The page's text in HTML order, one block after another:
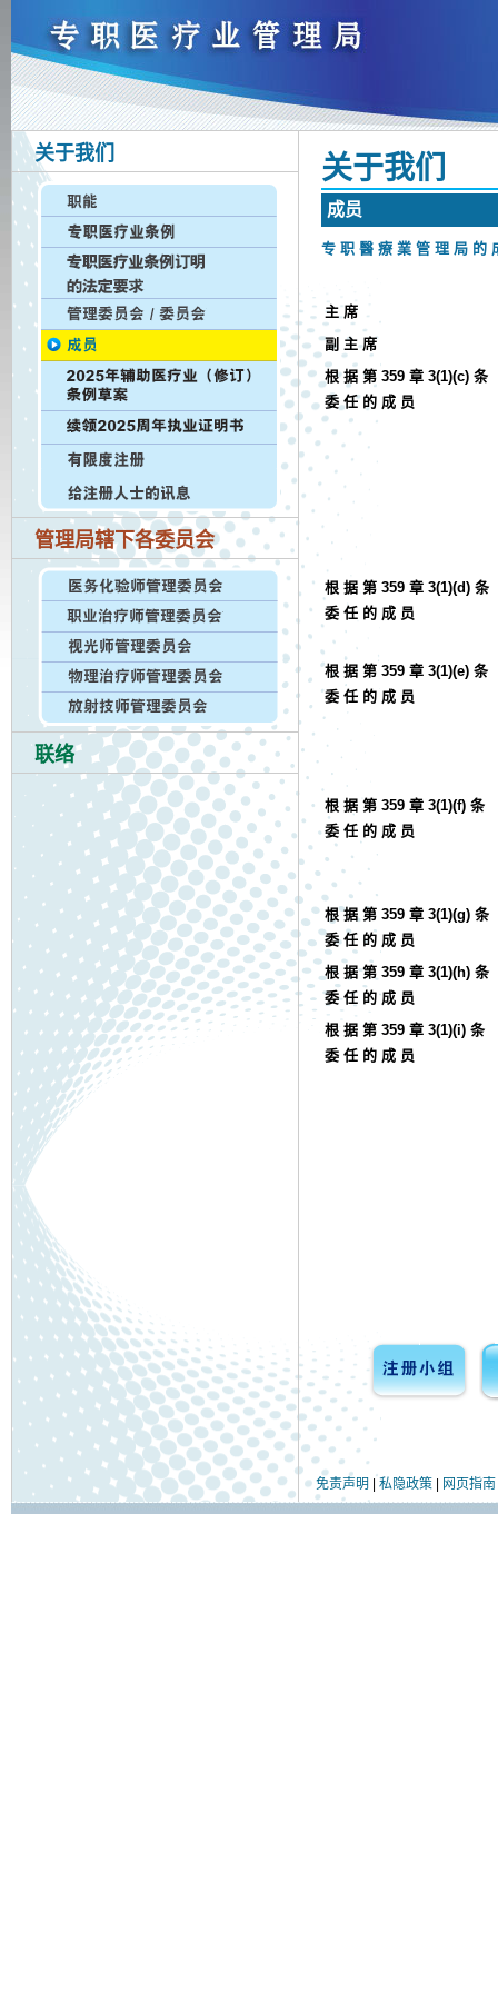
关于我们
管理局辖下各委员会
联络
关 于 我 们
成 员
专 职 醫 療 業 管 理 局 的
主 席
副 主 席
根 据 第 359 章 3(1)(c) 条
委 任 的 成 员
根 据 第 359 章 3(1)(d) 条
委 任 的 成 员
根 据 第 359 章 3(1)(e) 条
委 任 的 成 员
根 据 第 359 章 3(1)(f) 条
委 任 的 成 员
根 据 第 359 章 3(1)(g) 条
委 任 的 成 员
根 据 第 359 章 3(1)(h) 条
委 任 的 成 员
根 据 第 359 章 3(1)(i) 条
委 任 的 成 员
免责声明 私隐政策 网页指南